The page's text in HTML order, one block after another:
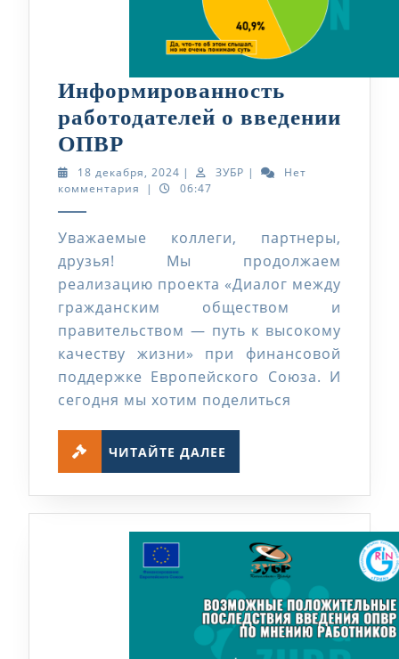
Информированность
работодателей о введении
ОПВР
работодателей
о
ОПВР
18 декабря, 2024 18
декабря,
| ЗУБР ЗУБР
|
Нет
комментария
| 06:47
Уважаемые коллеги, партнеры,
друзья! Мы продолжаем
реализацию проекта «Диалог между
гражданским обществом и
правительством — путь к высокому
качеству жизни» при финансовой
поддержке Европейского Союза. И
сегодня мы хотим поделиться
ЧИТАЙТЕ ДАЛЕЕ